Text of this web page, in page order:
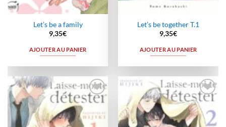
Let’s be a family
9,35€
AJOUTER AU PANIER
Let’s be together T.1
9,35€
AJOUTER AU PANIER
Ajouter
wishlist
Ajouter
à la
wishlist